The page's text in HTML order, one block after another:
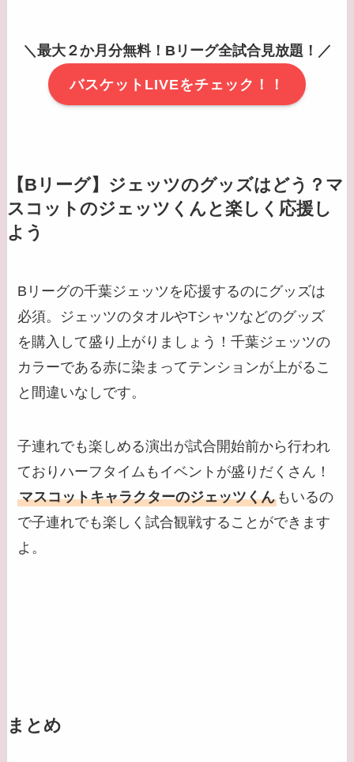
＼最大２か月分無料！Bリーグ全試合見放題！／
バスケットLIVEをチェック！！
【Bリーグ】ジェッツのグッズはどう？マ
スコットのジェッツくんと楽しく応援し
よう
Bリーグの千葉ジェッツを応援するのにグッズは
必須。ジェッツのタオルやTシャツなどのグッズ
を購入して盛り上がりましょう！千葉ジェッツの
カラーである赤に染まってテンションが上がるこ
と間違いなしです。
子連れでも楽しめる演出が試合開始前から行われ
ておりハーフタイムもイベントが盛りだくさん！
マスコットキャラクターのジェッツくん もいるの
で子連れでも楽しく試合観戦することができます
よ。
まとめ